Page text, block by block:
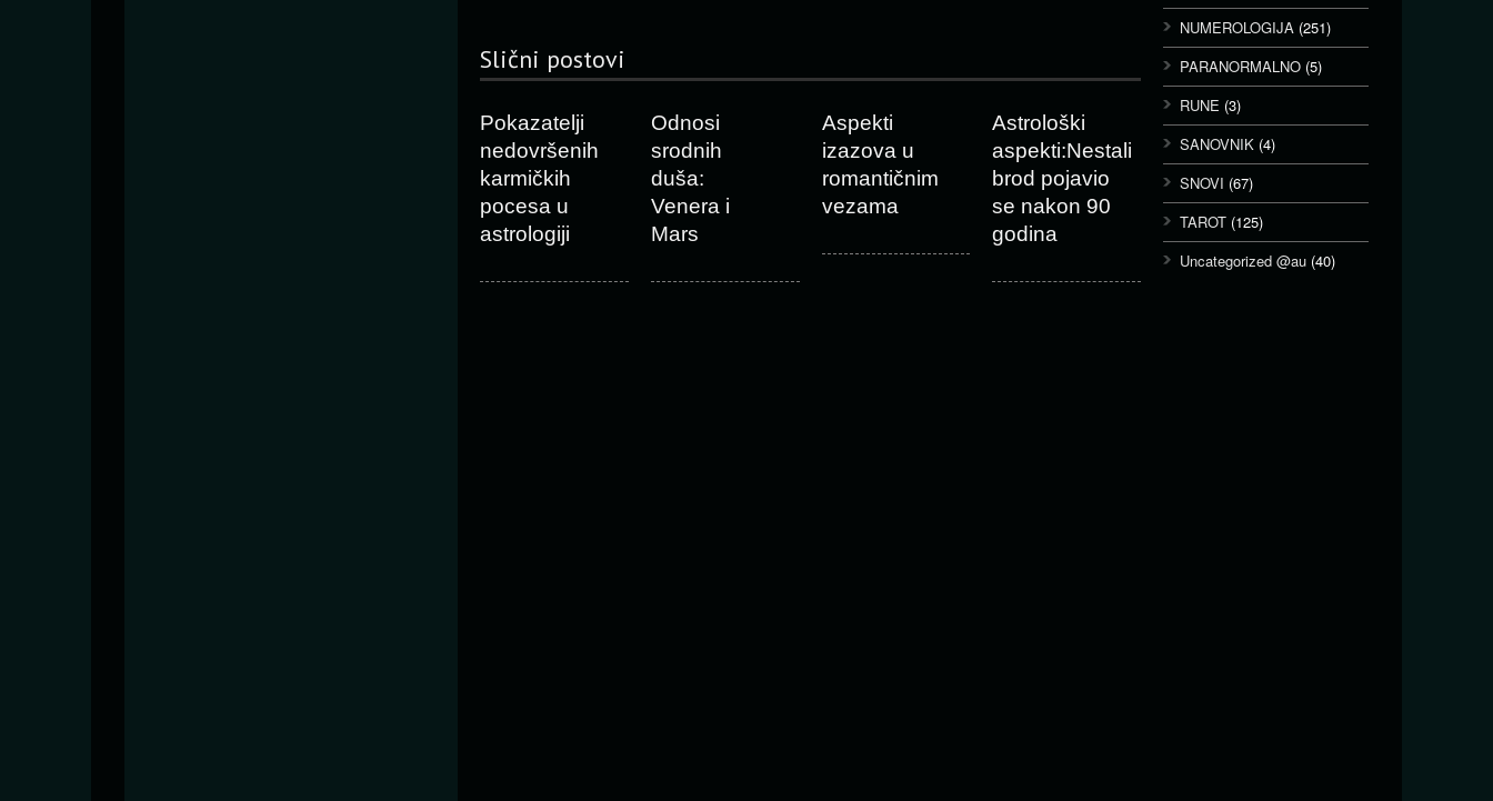
Slični postovi
Pokazatelji
nedovršenih
karmičkih
pocesa u
astrologiji
Odnosi
srodnih
duša:
Venera i
Mars
Aspekti
izazova u
romantičnim
vezama
Astrološki
aspekti:Nestali
brod pojavio
se nakon 90
godina
NUMEROLOGIJA (251)
PARANORMALNO (5)
RUNE (3)
SANOVNIK (4)
SNOVI (67)
TAROT (125)
Uncategorized @au (40)